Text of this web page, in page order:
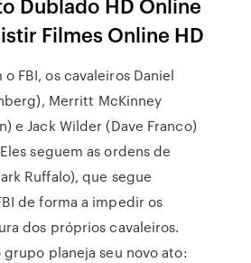
Filmes Online HD
FBI, os cavaleiros Daniel
Merritt McKinney
e Jack Wilder (Dave Franco)
seguem as ordens de
Ruffalo), que segue
de forma a impedir os
dos próprios cavaleiros.
grupo planeja seu novo ato: